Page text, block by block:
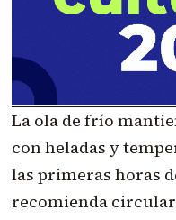
La ola de frío
con heladas y
las primeras horas
recomienda